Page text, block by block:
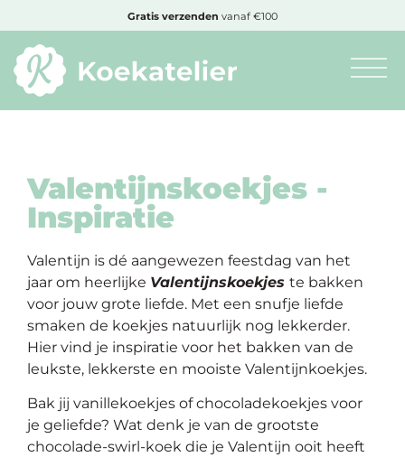
Minimum
Nieuwe
producten
Producten
op
soort
Producten
op
thema
Cadeautjebij bestelling vanaf €50,-
Valentijnskoekjes -
Inspiratie
Valentijn is dé aangewezen feestdag van het
jaar om heerlijke Valentijnskoekjes te bakken
voor jouw grote liefde. Met een snufje liefde
smaken de koekjes natuurlijk nog lekkerder.
Hier vind je inspiratie voor het bakken van de
leukste, lekkerste en mooiste Valentijnkoekjes.
Bak jij vanillekoekjes of chocoladekoekjes voor
je geliefde? Wat denk je van de grootste
chocolade-swirl-koek die je Valentijn ooit heeft